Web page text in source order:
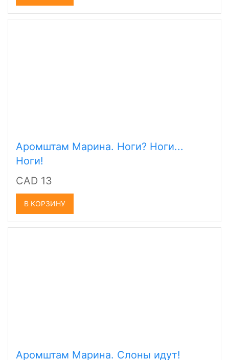
Аромштам Марина. Ноги? Ноги...
Ноги!
CAD 13
В КОРЗИНУ
Аромштам Марина. Слоны идут!